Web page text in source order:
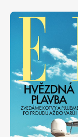
Marianne
Knihy